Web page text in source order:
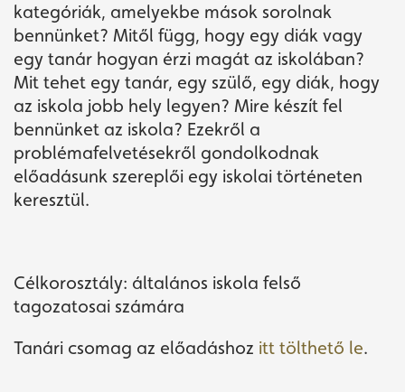
kategóriák, amelyekbe mások sorolnak
bennünket? Mitől függ, hogy egy diák vagy
egy tanár hogyan érzi magát az iskolában?
Mit tehet egy tanár, egy szülő, egy diák, hogy
az iskola jobb hely legyen? Mire készít fel
bennünket az iskola? Ezekről a
problémafelvetésekről gondolkodnak
előadásunk szereplői egy iskolai történeten
keresztül.
Célkorosztály: általános iskola felső
tagozatosai számára
Tanári csomag az előadáshoz itt tölthető le.